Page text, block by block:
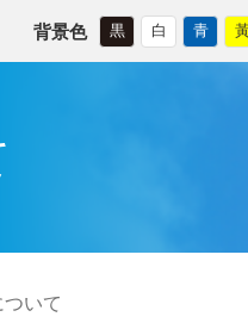
背景色 黒 白 青
いて